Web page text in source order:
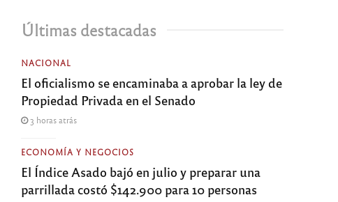
Últimas destacadas
NACIONAL
El oficialismo se encaminaba a aprobar la ley de
Propiedad Privada en el Senado
3 horas atrás
ECONOMÍA Y NEGOCIOS
El Índice Asado bajó en julio y preparar una
parrillada costó $142.900 para 10 personas